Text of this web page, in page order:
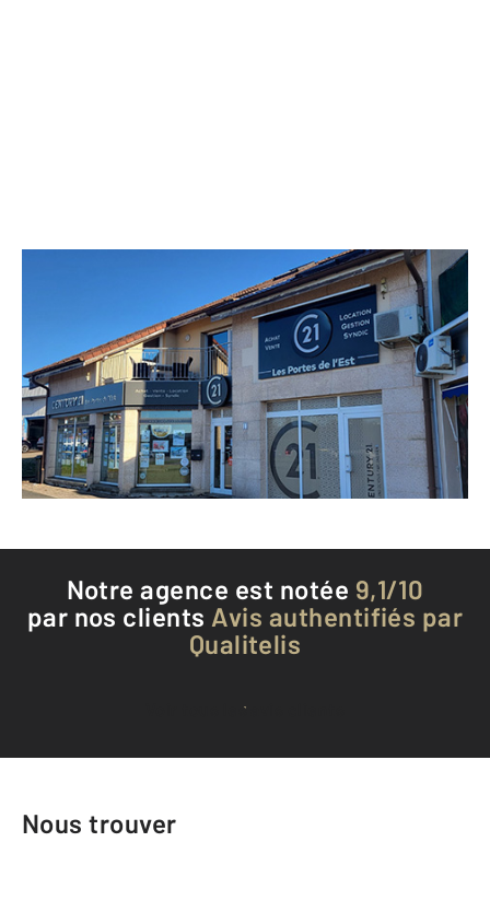
CENTURY 21 Les Portes de l'Est
11 rue Philippe Goudey
EXINCOURT - 25400
Envoyer un message
Téléphoner à l'agence
Notre agence est notée 9,1/10
par nos clients Avis authentifiés par
Qualitelis
Voir tous les avis clients
Nous trouver